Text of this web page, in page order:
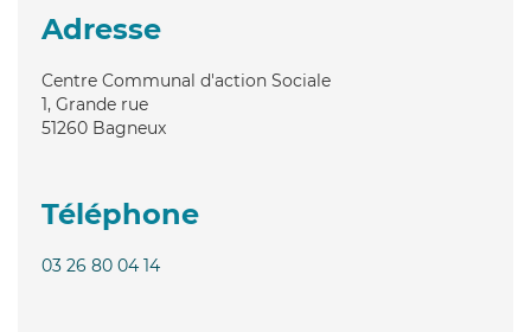
Adresse
Centre Communal d'action Sociale
1, Grande rue
51260 Bagneux
Téléphone
03 26 80 04 14